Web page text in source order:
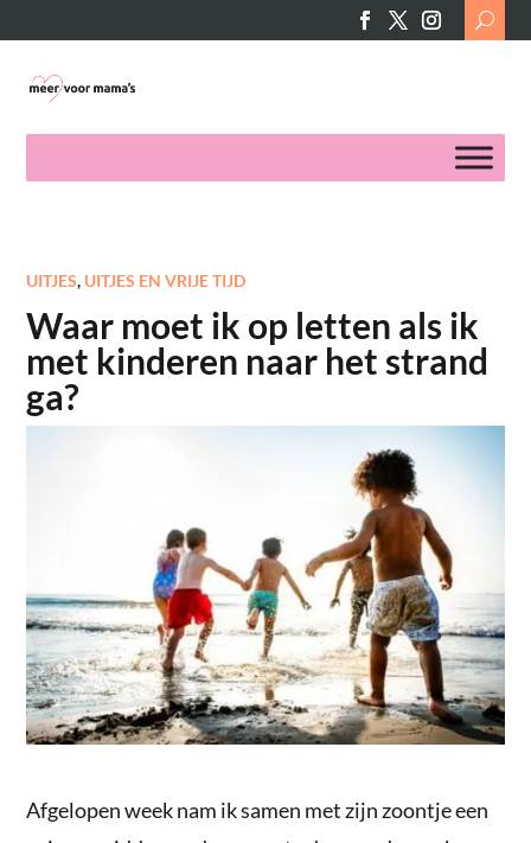
Search
for:
UITJES, UITJES EN VRIJE TIJD
Waar moet ik op letten als ik
met kinderen naar het strand
ga?
Afgelopen week nam ik samen met zijn zoontje een